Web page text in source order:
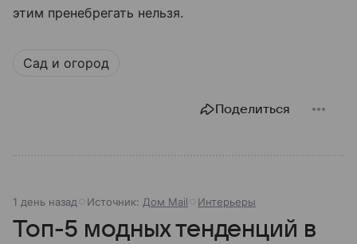
этим пренебрегать нельзя.
Сад и огород
Поделиться
1 день назад Источник: Дом Mail Интерьеры
Топ-5 модных тенденций в